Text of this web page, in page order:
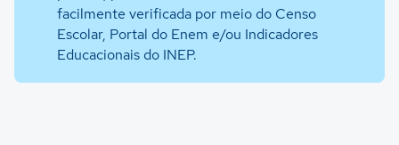
facilmente verificada por meio do Censo
Escolar, Portal do Enem e/ou Indicadores
Educacionais do INEP.